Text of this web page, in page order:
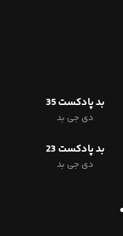
بد پادکست 35
دی جی بد
بد پادکست 23
دی جی بد